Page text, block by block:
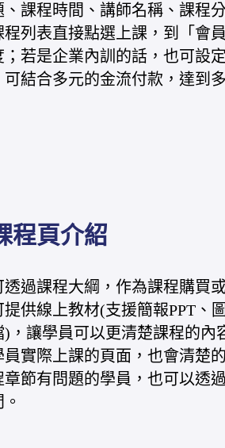
、課程時間、講師名稱、課程
程列表直接點選上課，到「會
；若是企業內訓的話，也可設
可結合多元的金流付款，達到
程頁介紹
透過課程大綱，作為課程購買
提供線上教材(支援簡報PPT、
)，讓學員可以更清楚課程的內
員實際上課的頁面，也會清楚
章節有問題的學員，也可以透
。